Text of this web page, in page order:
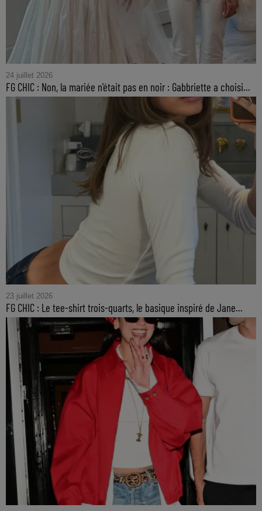
24 juillet 2026
FG CHIC : Non, la mariée n'était pas en noir : Gabbriette a choisi...
23 juillet 2026
FG CHIC : Le tee-shirt trois-quarts, le basique inspiré de Jane...